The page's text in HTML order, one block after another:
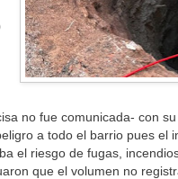
no fue comunicada- con
a todo el barrio pues el
el riesgo de fugas,
que el volumen no